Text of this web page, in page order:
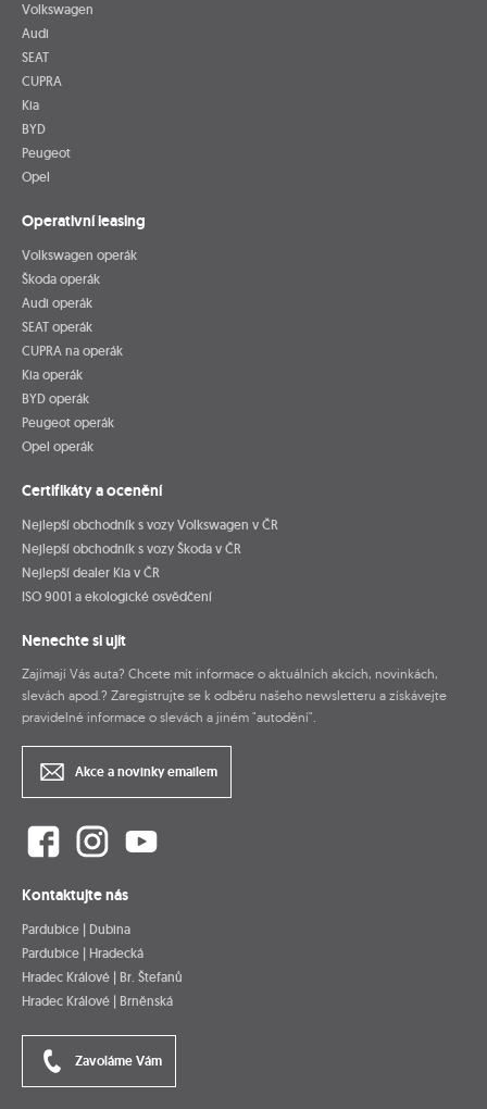
Volkswagen
Audi
SEAT
CUPRA
Kia
BYD
Peugeot
Opel
Operativní leasing
Volkswagen operák
Škoda operák
Audi operák
SEAT operák
CUPRA na operák
Kia operák
BYD operák
Peugeot operák
Opel operák
Certifikáty a ocenění
Nejlepší obchodník s vozy Volkswagen v ČR
Nejlepší obchodník s vozy Škoda v ČR
Nejlepší dealer Kia v ČR
ISO 9001 a ekologické osvědčení
Nenechte si ujít
Zajímají Vás auta? Chcete mít informace o aktuálních akcích, novinkách,
slevách apod.? Zaregistrujte se k odběru našeho newsletteru a získávejte
pravidelné informace o slevách a jiném "autodění".
Akce a novinky emailem
Kontaktujte nás
Pardubice | Dubina
Pardubice | Hradecká
Hradec Králové | Br. Štefanů
Hradec Králové | Brněnská
Zavoláme Vám